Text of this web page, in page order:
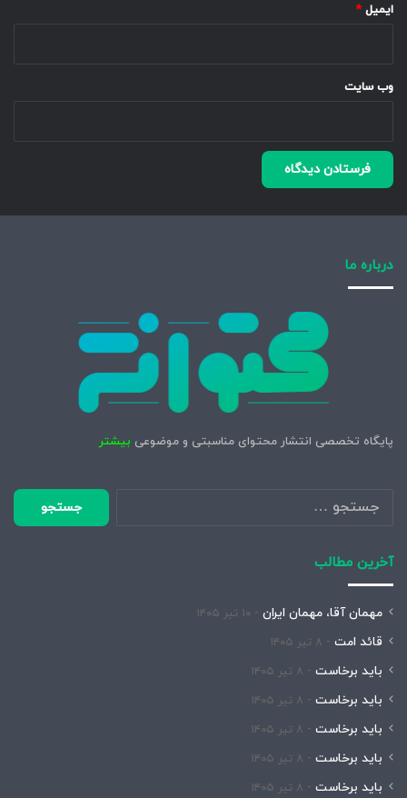
ایمیل *
وب‌ سایت
درباره ما
پایگاه تخصصی انتشار محتوای مناسبتی و موضوعی بیشتر
جستجو
برای:
آخرین مطالب
مهمان آقا، مهمان ایران ۱۰ تیر ۱۴۰۵
قائد امت ۸ تیر ۱۴۰۵
باید برخاست ۸ تیر ۱۴۰۵
باید برخاست ۸ تیر ۱۴۰۵
باید برخاست ۸ تیر ۱۴۰۵
باید برخاست ۸ تیر ۱۴۰۵
باید برخاست ۸ تیر ۱۴۰۵